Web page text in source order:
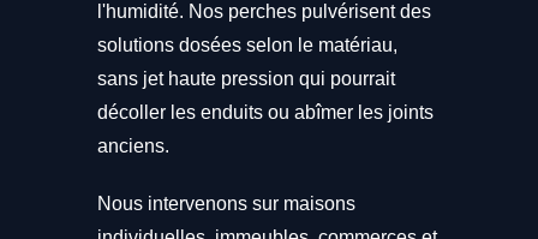
l'humidité. Nos perches pulvérisent des
solutions dosées selon le matériau,
sans jet haute pression qui pourrait
décoller les enduits ou abîmer les joints
anciens.
Nous intervenons sur maisons